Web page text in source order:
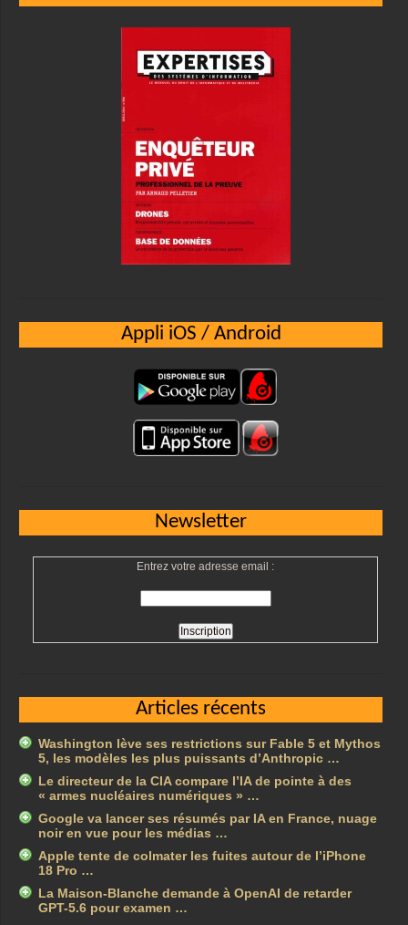
Appli iOS / Android
Newsletter
Entrez votre adresse email :
Articles récents
Washington lève ses restrictions sur Fable 5 et Mythos
5, les modèles les plus puissants d’Anthropic …
Le directeur de la CIA compare l’IA de pointe à des
« armes nucléaires numériques » …
Google va lancer ses résumés par IA en France, nuage
noir en vue pour les médias …
Apple tente de colmater les fuites autour de l’iPhone
18 Pro …
La Maison-Blanche demande à OpenAI de retarder
GPT-5.6 pour examen …